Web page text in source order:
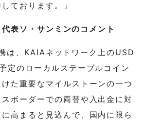
ております。」
表ソ・サンミンのコメント
は、KAIAネットワーク上のUSD
定のローカルステーブルコイン
た重要なマイルストーンの一つ
ボーダーでの両替や入出金に対
高まると見込んで、国内に限ら